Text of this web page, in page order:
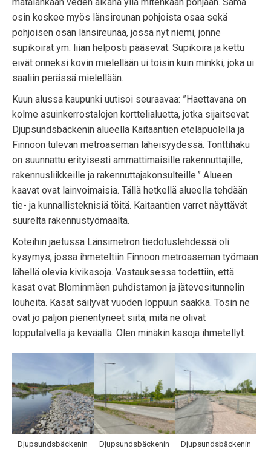
osin koskee myös länsireunan pohjoista osaa sekä
pohjoisen osan länsireunaa, jossa nyt niemi, jonne
supikoirat ym. liian helposti pääsevät. Supikoira ja kettu
eivät onneksi kovin mielellään ui toisin kuin minkki, joka ui
saaliin perässä mielellään.
Kuun alussa kaupunki uutisoi seuraavaa: ”Haettavana on
kolme asuinkerrostalojen korttelialuetta, jotka sijaitsevat
Djupsundsbäckenin alueella Kaitaantien eteläpuolella ja
Finnoon tulevan metroaseman läheisyydessä. Tonttihaku
on suunnattu erityisesti ammattimaisille rakennuttajille,
rakennusliikkeille ja rakennuttajakonsulteille.” Alueen
kaavat ovat lainvoimaisia. Tällä hetkellä alueella tehdään
tie- ja kunnallisteknisiä töitä. Kaitaantien varret näyttävät
suurelta rakennustyömaalta.
Koteihin jaetussa Länsimetron tiedotuslehdessä oli
kysymys, jossa ihmeteltiin Finnoon metroaseman työmaan
lähellä olevia kivikasoja. Vastauksessa todettiin, että
kasat ovat Blominmäen puhdistamon ja jätevesitunnelin
louheita. Kasat säilyvät vuoden loppuun saakka. Tosin ne
ovat jo paljon pienentyneet siitä, mitä ne olivat
lopputalvella ja keväällä. Olen minäkin kasoja ihmetellyt.
Djupsundsbäckenin
Djupsundsbäckenin
Djupsundsbäckenin